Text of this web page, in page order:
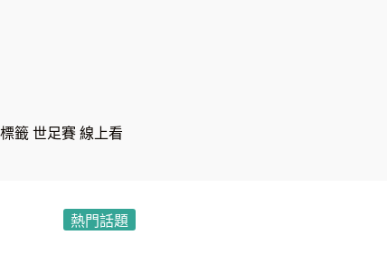
標籤世足賽 線上看
熱門話題